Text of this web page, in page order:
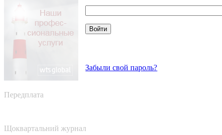
Забыли свой пароль?
Передплата
Щоквартальний журнал